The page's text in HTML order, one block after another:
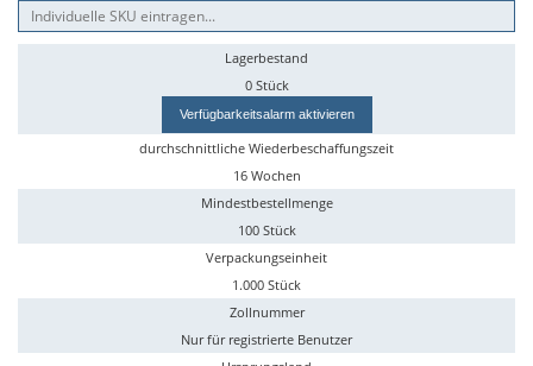
Lagerbestand
0 Stück
Verfügbarkeitsalarm aktivieren
durchschnittliche Wiederbeschaffungszeit
16 Wochen
Mindestbestellmenge
100 Stück
Verpackungseinheit
1.000 Stück
Zollnummer
Nur für registrierte Benutzer